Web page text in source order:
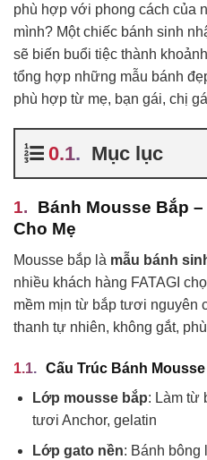
phù hợp với phong cách của
mình? Một chiếc bánh sinh
sẽ biến buổi tiệc thành
tổng hợp những mẫu bánh
phù hợp từ mẹ, bạn gái, chị
Mục lục
Bánh Mousse Bắp
Cho Mẹ
Mousse bắp là mẫu bánh
nhiều khách hàng FATAGI
mềm mịn từ bắp tươi nguyên
thanh tự nhiên, không gắt,
Cấu Trúc Bánh
Lớp mousse bắp: Làm từ
tươi Anchor, gelatin
Lớp gato nền: Bánh bông